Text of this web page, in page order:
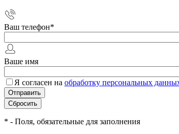
Ваш телефон*
Ваше имя
Я согласен на обработку персональных
* - Поля, обязательные для заполнения